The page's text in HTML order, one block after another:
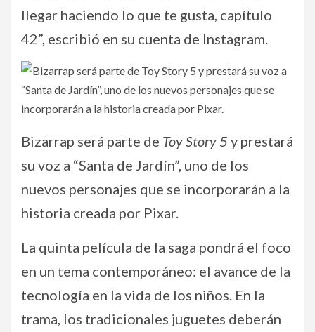
llegar haciendo lo que te gusta, capítulo
42”, escribió en su cuenta de Instagram.
Bizarrap será parte de Toy Story 5 y prestará
su voz a “Santa de Jardín”, uno de los
nuevos personajes que se incorporarán a la
historia creada por Pixar.
La quinta película de la saga pondrá el foco
en un tema contemporáneo: el avance de la
tecnología en la vida de los niños. En la
trama, los tradicionales juguetes deberán